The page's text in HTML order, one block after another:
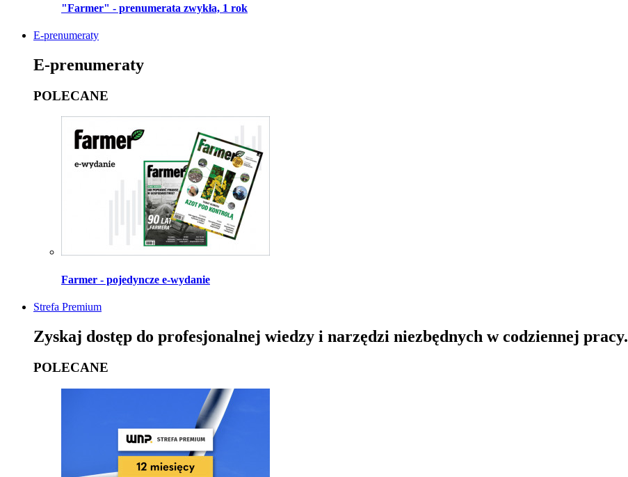
"Farmer" - prenumerata zwykła, 1 rok
E-prenumeraty
E-prenumeraty
POLECANE
Farmer - pojedyncze e-wydanie
Strefa Premium
Zyskaj dostęp do profesjonalnej wiedzy i narzędzi niezbędnych w codziennej pracy.
POLECANE